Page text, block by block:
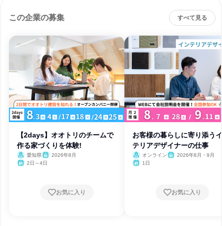
この企業の募集 すべて見る
【2days】オオトリのチームで
作る家づくりを体験!
愛知県
2026年8月
2日～4日
お気に入り
お客様の暮らしに寄り添う
テリアデザイナーの仕事
オンライン
2026年8月・9月
1日
お気に入り